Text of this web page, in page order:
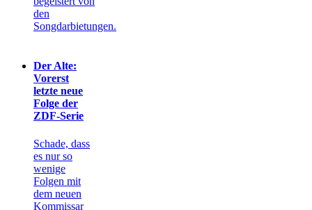
den
Songdarbietungen.
Der Alte:
Vorerst
letzte neue
Folge der
ZDF-Serie
Schade, dass
es nur so
wenige
Folgen mit
dem neuen
Kommissar